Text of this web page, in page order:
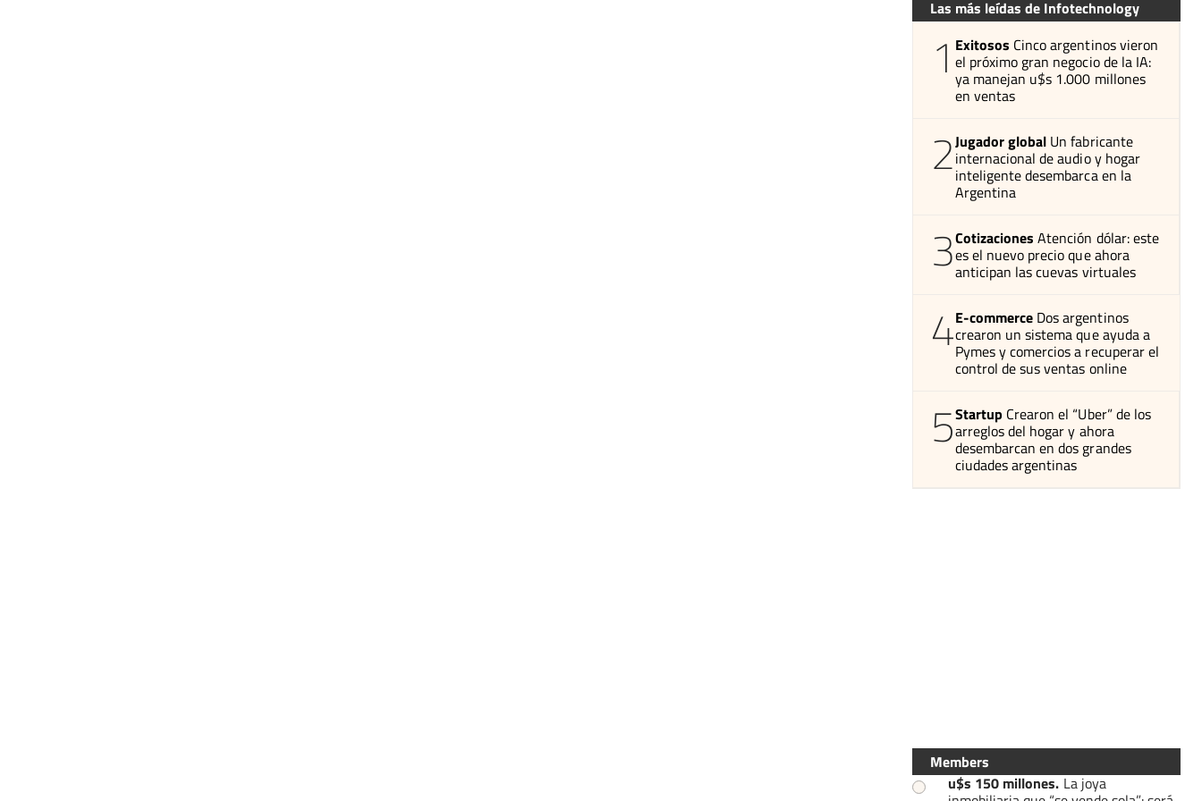
Las más leídas de Infotechnology
1 Exitosos Cinco argentinos vieron
el próximo gran negocio de la IA:
ya manejan u$s 1.000 millones
en ventas
2Jugador global Un fabricante
internacional de audio y hogar
inteligente desembarca en la
Argentina
3Cotizaciones Atención dólar: este
es el nuevo precio que ahora
anticipan las cuevas virtuales
4E-commerce Dos argentinos
crearon un sistema que ayuda a
Pymes y comercios a recuperar el
control de sus ventas online
5Startup Crearon el “Uber” de los
arreglos del hogar y ahora
desembarcan en dos grandes
ciudades argentinas
Members
u$s 150 millones. La joya